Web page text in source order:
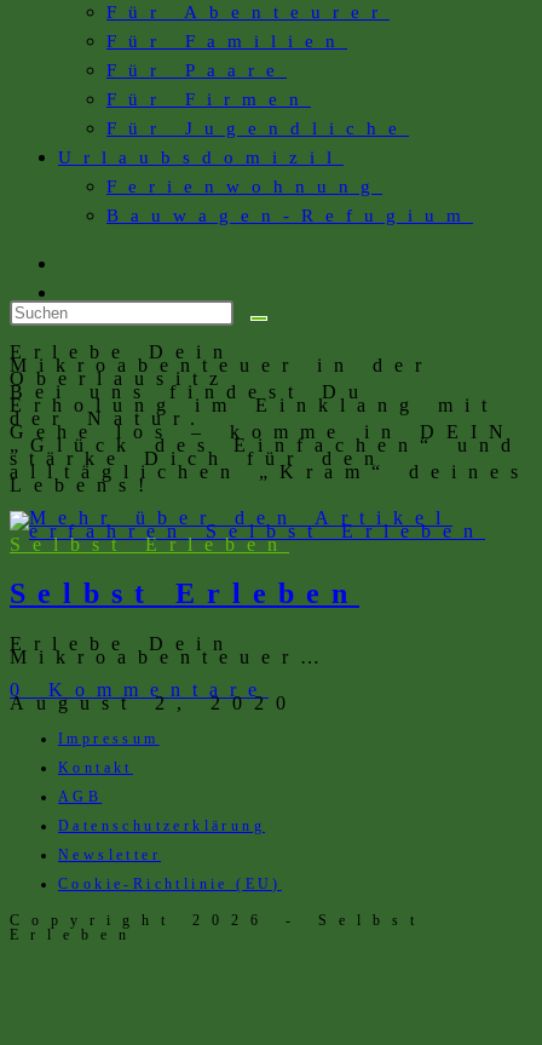
Für Abenteurer
Für Familien
Für Paare
Für Firmen
Für Jugendliche
Urlaubsdomizil
Ferienwohnung
Bauwagen-Refugium
Erlebe Dein
Mikroabenteuer in der
Oberlausitz
Bei uns findest Du
Erholung im Einklang mit
der Natur.
Gehe los – komme in DEIN
„Glück des Einfachen“ und
stärke Dich für den
alltäglichen „Kram“ deines
Lebens!
Selbst Erleben
Selbst Erleben
Erlebe Dein
Mikroabenteuer…
0 Kommentare
August 2, 2020
Impressum
Kontakt
AGB
Datenschutzerklärung
Newsletter
Cookie-Richtlinie (EU)
Copyright 2026 - Selbst
Erleben